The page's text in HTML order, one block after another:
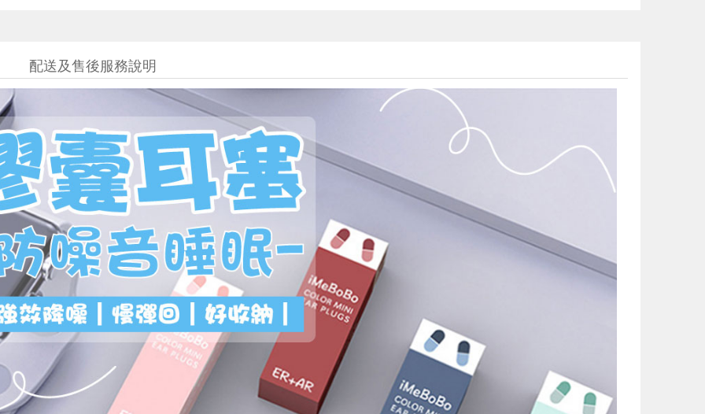
配送及售後服務說明